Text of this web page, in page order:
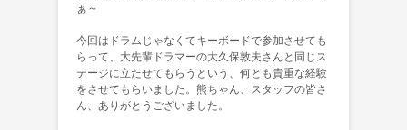
ぁ～
今回はドラムじゃなくてキーボードで参加させても
らって、大先輩ドラマーの大久保敦夫さんと同じス
テージに立たせてもらうという、何とも貴重な経験
をさせてもらいました。熊ちゃん、スタッフの皆さ
ん、ありがとうございました。